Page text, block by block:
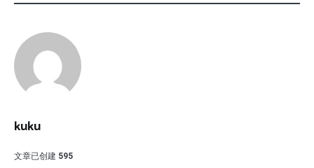
kuku
文章已创建 595